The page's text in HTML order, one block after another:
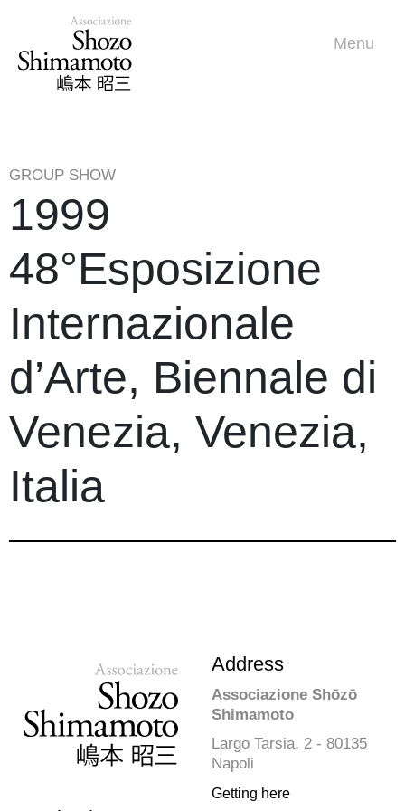
Menu
GROUP SHOW
1999
48°Esposizione
Internazionale
d’Arte, Biennale di
Venezia, Venezia,
Italia
Address
Associazione Shōzō
Shimamoto
Largo Tarsia, 2 - 80135
Napoli
Getting here